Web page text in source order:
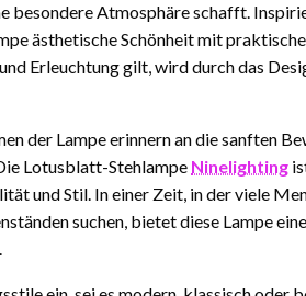
besondere Atmosphäre schafft.
ästhetische Schönheit mit
Erleuchtung gilt, wird durch das
der Lampe erinnern an die sanften
Lotusblatt-Stehlampe Ninelighting
und Stil. In einer Zeit, in der viele
suchen, bietet diese Lampe